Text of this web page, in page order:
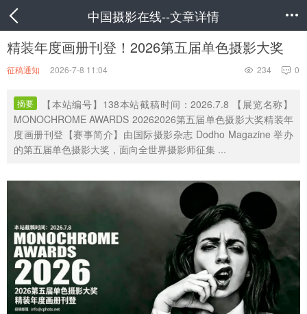
中国摄影在线--文章详情 
精装年度画册刊登！2026第五届单色摄影大奖
征稿通知 2026-7-8 11:04  234  0
摘要
【本站编号】138本站截稿时间：2026.7.8 【展览名称】
MONOCHROME AWARDS 20262026第五届单色摄影大奖精装年
度画册刊登【赛事简介】由国际摄影杂志 Dodho Magazine 举办
的第五届单色摄影大奖，面向全世界摄影师征集 ...